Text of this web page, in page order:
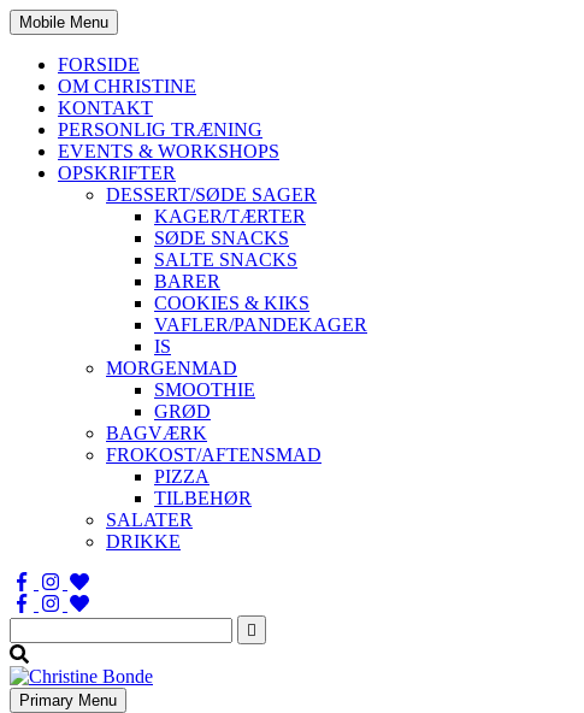
Mobile Menu
FORSIDE
OM CHRISTINE
KONTAKT
PERSONLIG TRÆNING
EVENTS & WORKSHOPS
OPSKRIFTER
DESSERT/SØDE SAGER
KAGER/TÆRTER
SØDE SNACKS
SALTE SNACKS
BARER
COOKIES & KIKS
VAFLER/PANDEKAGER
IS
MORGENMAD
SMOOTHIE
GRØD
BAGVÆRK
FROKOST/AFTENSMAD
PIZZA
TILBEHØR
SALATER
DRIKKE
Søg
efter:
Primary Menu